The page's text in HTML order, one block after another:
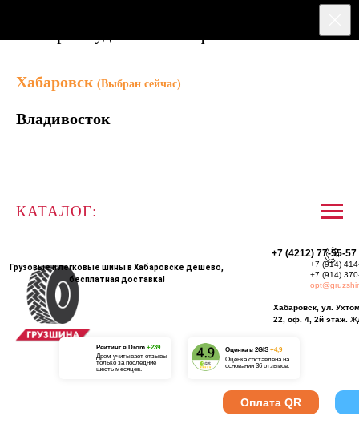
Хабаровск (Выбран сейчас)
Владивосток
КАТАЛОГ:
Грузовые и легковые шины в Хабаровске дешево,
бесплатная доставка!
Оплата QR
Хабаровск, ул.
22, оф. 4, 2й этаж.
+7 (914)
+7 (914)
+7 (4212) 77-55-57
Оценка в 2GIS +4,9
Оценка составлена на
основании 36 отзывов.
Рейтинг в Drom +239
Дром учитывает отзывы
только за последние
шесть месяцев.